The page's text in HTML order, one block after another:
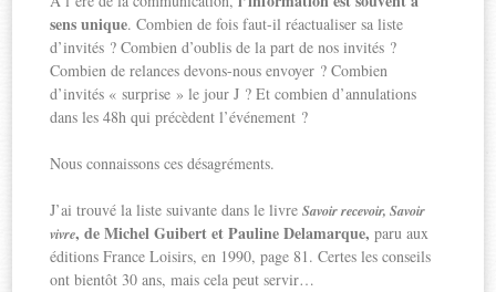
sens unique. Combien de fois faut-il réactualiser sa liste
d’invités ? Combien d’oublis de la part de nos invités ?
Combien de relances devons-nous envoyer ? Combien
d’invités « surprise » le jour J ? Et combien d’annulations
dans les 48h qui précèdent l’événement ?
Nous connaissons ces désagréments.
J’ai trouvé la liste suivante dans le livreSavoir recevoir, Savoir
vivre, de Michel Guibert et Pauline Delamarque, paru aux
éditions France Loisirs, en 1990, page 81. Certes les conseils
ont bientôt 30 ans, mais cela peut servir…